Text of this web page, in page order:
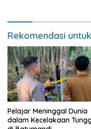
Rekomendasi
Pelajar Meninggal Dunia
dalam Kecelakaan